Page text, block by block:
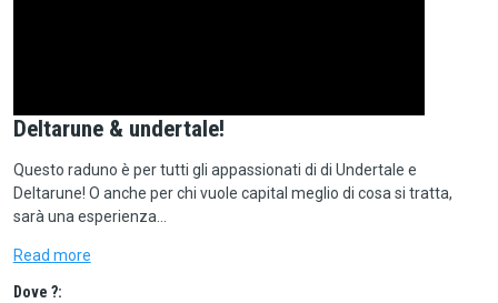
Deltarune & undertale!
Questo raduno è per tutti gli appassionati di di Undertale e
Deltarune! O anche per chi vuole capital meglio di cosa si tratta,
sarà una esperienza…
Read more
Dove ?: